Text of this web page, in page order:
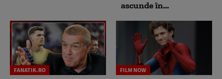
ascunde în...
FANATIK.RO FILM NOW